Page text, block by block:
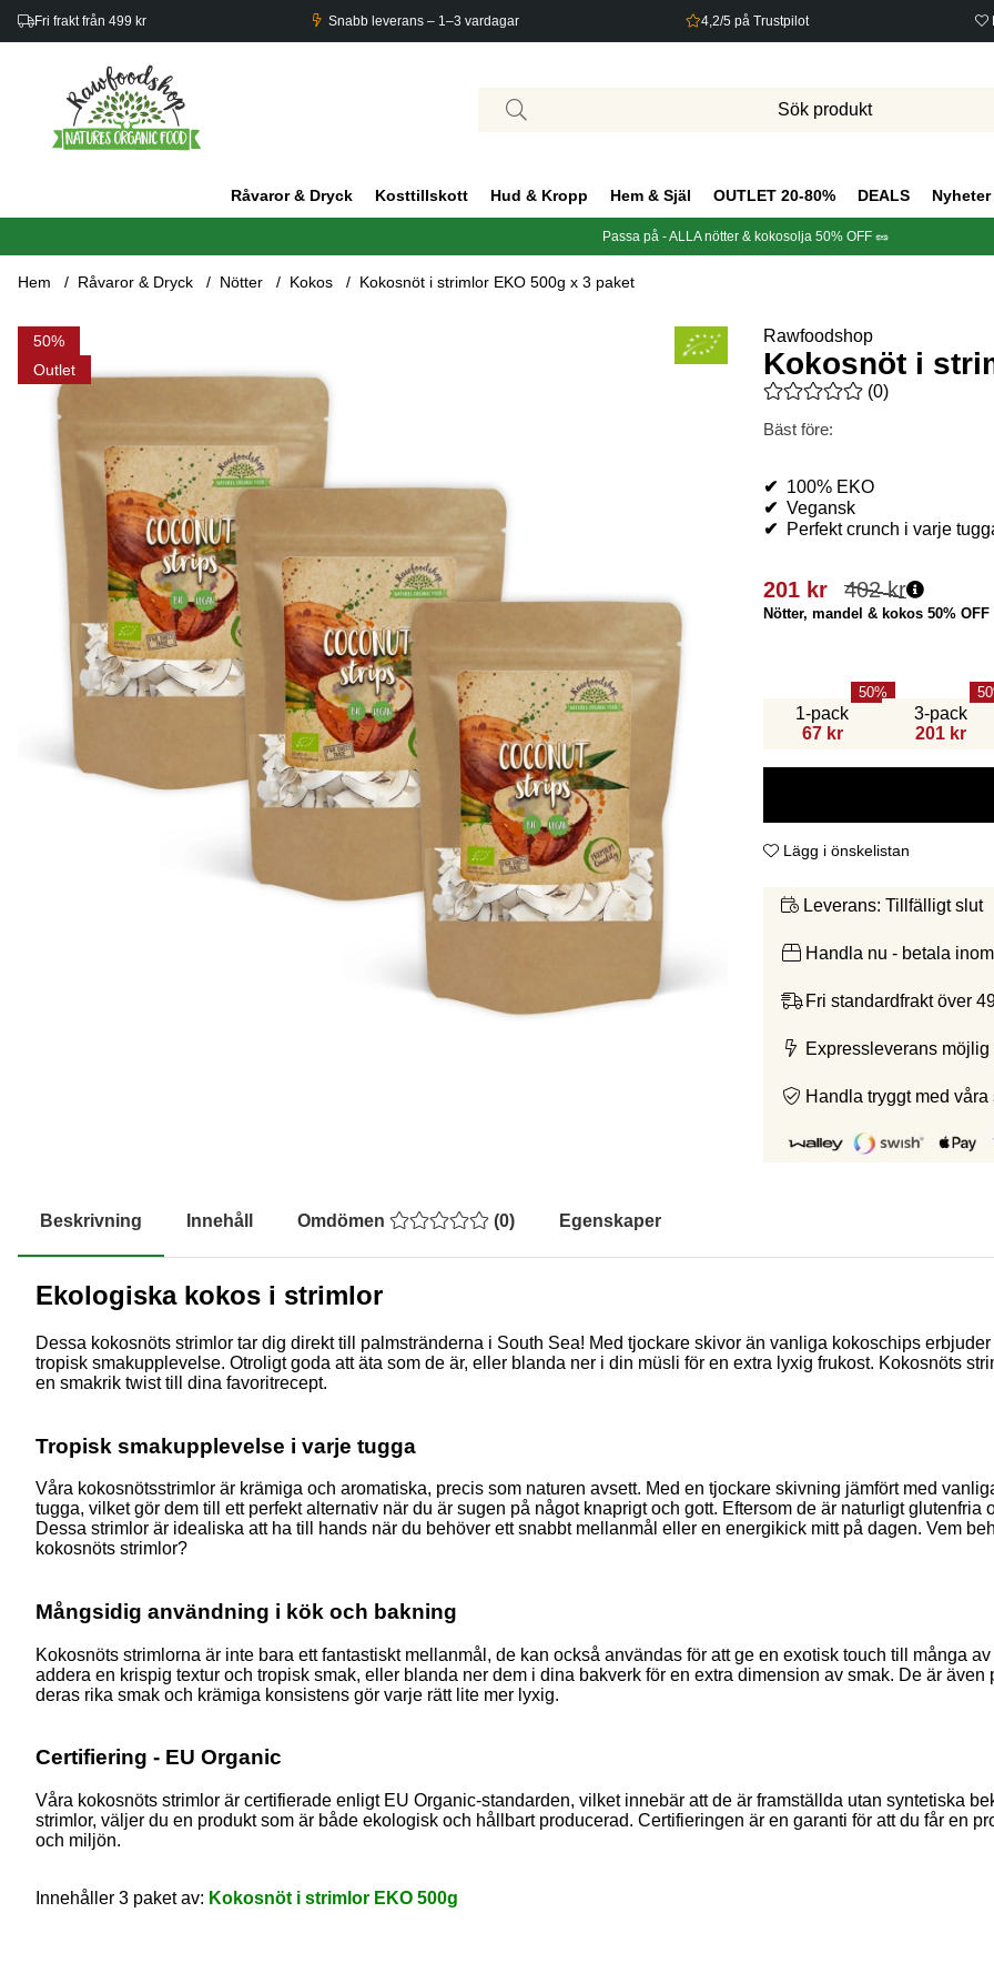
Fri frakt från 499 kr Snabb leverans – 1–3 vardagar 4,2/5 på Trustpilot
Råvaror & Dryck Kosttillskott Hud & Kropp Hem & Själ OUTLET 20-80% DEALS Nyheter
Passa på - ALLA nötter & kokosolja 50% OFF 🥜
Hem Råvaror & Dryck Nötter Kokos Kokosnöt i strimlor EKO 500g x 3 paket
50
Outlet
Produktbilder Kokosnöt i strimlor EKO 500g x 3 paket Rawfoodshop
Kokosnöt i
Medelbetyg 0 av 5 Antal
(0)
Bäst före:
✔ 100% EKO
✔ Vegansk
✔ Perfekt crunch i varje
402kr
201 kr
Nötter, mandel & kokos 50% OFF
1-pack
67 kr
50
3-pack
201 kr
50
Lägg i önskelistan
Leverans: Tillfälligt slut
Handla nu - betala
Fri standardfrakt över
Expressleverans
Handla tryggt med
Beskrivning Innehåll Omdömen (0) Egenskaper
Ekologiska kokos i strimlor
Dessa kokosnöts strimlor tar dig direkt till palmstränderna i South Sea! Med tjockare skivor än vanliga kokoschips
tropisk smakupplevelse. Otroligt goda att äta som de är, eller blanda ner i din müsli för en extra lyxig frukost. Kokosnöts
en smakrik twist till dina favoritrecept.
Tropisk smakupplevelse i varje tugga
Våra kokosnötsstrimlor är krämiga och aromatiska, precis som naturen avsett. Med en tjockare skivning jämfört med
tugga, vilket gör dem till ett perfekt alternativ när du är sugen på något knaprigt och gott. Eftersom de är naturligt
Dessa strimlor är idealiska att ha till hands när du behöver ett snabbt mellanmål eller en energikick mitt på dagen. Vem
kokosnöts strimlor?
Mångsidig användning i kök och bakning
Kokosnöts strimlorna är inte bara ett fantastiskt mellanmål, de kan också användas för att ge en exotisk touch till många
addera en krispig textur och tropisk smak, eller blanda ner dem i dina bakverk för en extra dimension av smak. De är
deras rika smak och krämiga konsistens gör varje rätt lite mer lyxig.
Certifiering - EU Organic
Våra kokosnöts strimlor är certifierade enligt EU Organic-standarden, vilket innebär att de är framställda utan syntetiska
strimlor, väljer du en produkt som är både ekologisk och hållbart producerad. Certifieringen är en garanti för att du får en
och miljön.
Innehåller 3 paket av: Kokosnöt i strimlor EKO 500g